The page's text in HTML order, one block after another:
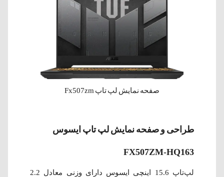
صفحه نمایش لپ تاپ Fx507zm
طراحی و صفحه نمایش لپ‌ تاپ ایسوس
FX507ZM-HQ163
لپ‌تاپ 15.6 اینچی ایسوس دارای وزنی معادل 2.2